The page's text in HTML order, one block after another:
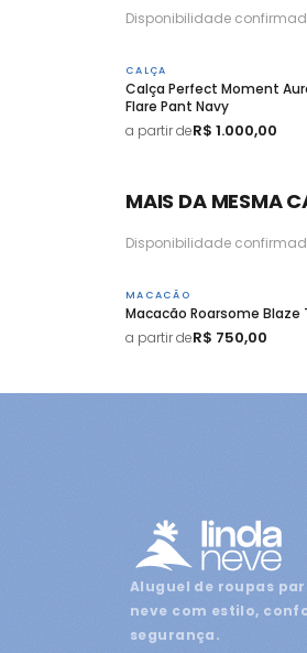
Disponibilidade
CALÇA
Calça Perfect Moment
Flare Pant Navy
a partir deR$ 1.000,00
MAIS DA MESMA
Disponibilidade
MACACÃO
Macacão Roarsome Blaze
a partir deR$ 750,00
Aluguel de roupas
neve com estilo,
segurança.